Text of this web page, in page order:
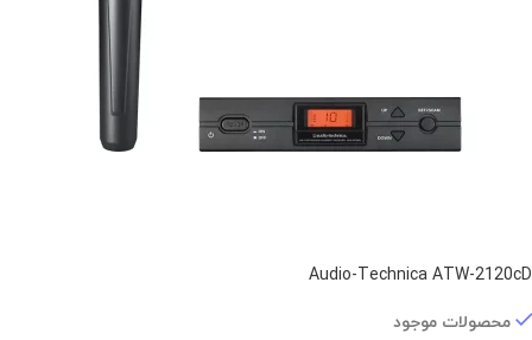
Audio-Technica ATW-2120cD
محصولات موجود